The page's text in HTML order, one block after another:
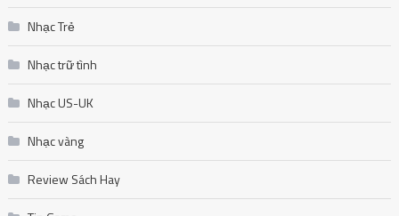
Nhạc Trẻ
Nhạc trữ tình
Nhạc US-UK
Nhạc vàng
Review Sách Hay